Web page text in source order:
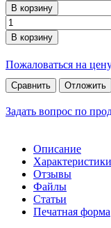
Скидки
Выращивание
Контакты
Новости
В корзину
В корзину
Пожаловаться на
Сравнить Отложить
Задать вопрос по
Описание
Характеристики
Отзывы
Файлы
Статьи
Печатная форма